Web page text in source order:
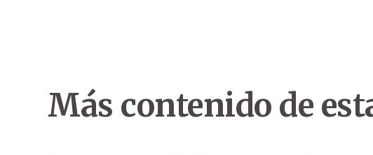
Más contenido de